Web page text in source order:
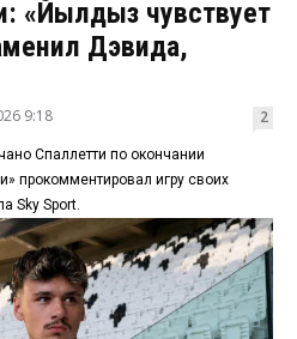
«Йылдыз чувствует
Дэвида,
9:18 2
Спаллетти по окончании
прокомментировал игру своих
Sky Sport.